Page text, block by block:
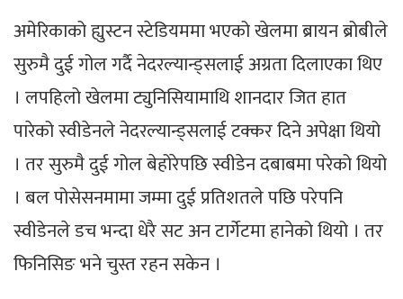
अमेरिकाको ह्युस्टन स्टेडियममा भएको खेलमा ब्रायन ब्रोबीले
सुरुमै दुई गोल गर्दै नेदरल्यान्ड्सलाई अग्रता दिलाएका थिए
। लपहिलो खेलमा ट्युनिसियामाथि शानदार जित हात
पारेको स्वीडेनले नेदरल्यान्ड्सलाई टक्कर दिने अपेक्षा थियो
। तर सुरुमै दुई गोल बेहोरेपछि स्वीडेन दबाबमा परेको थियो
। बल पोसेसनमामा जम्मा दुई प्रतिशतले पछि परेपनि
स्वीडेनले डच भन्दा धेरै सट अन टार्गेटमा हानेको थियो । तर
फिनिसिङ भने चुस्त रहन सकेन ।